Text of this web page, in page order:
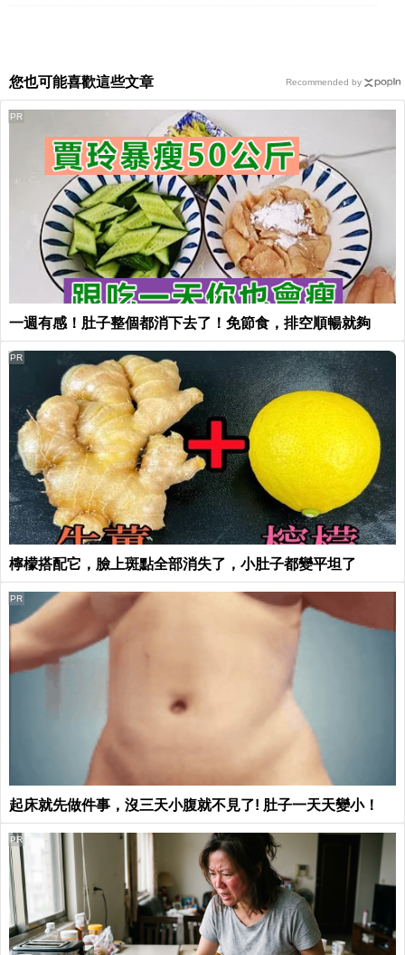
您也可能喜歡這些文章
一週有感！肚子整個都消下去了！免節食，排空順暢就夠
PR
檸檬搭配它，臉上斑點全部消失了，小肚子都變平坦了
PR
起床就先做件事，沒三天小腹就不見了! 肚子一天天變小！
PR
PR
Recommended by